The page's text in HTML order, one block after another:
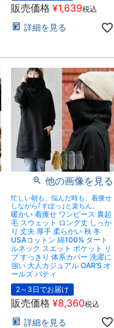
販売価格 ¥1,639税込
詳細を見る
他の画像を見る
忙しい朝も、悩んだ時も、着痩せ
しながら｢すぽっ｣と楽ちん。
暖かい 着痩せ ワンピース 裏起
毛 スウェット ロング丈 しっか
り 丈夫 厚手 柔らかい 秋 冬
USAコットン 綿100% タート
ルネック スエット ポケット リ
ブ すっきり 体系カバー 洗濯に
強い 大人カジュアル OAR’S オ
ールズ パティ
2～3日でお届け
販売価格 ¥8,360税込
詳細を見る